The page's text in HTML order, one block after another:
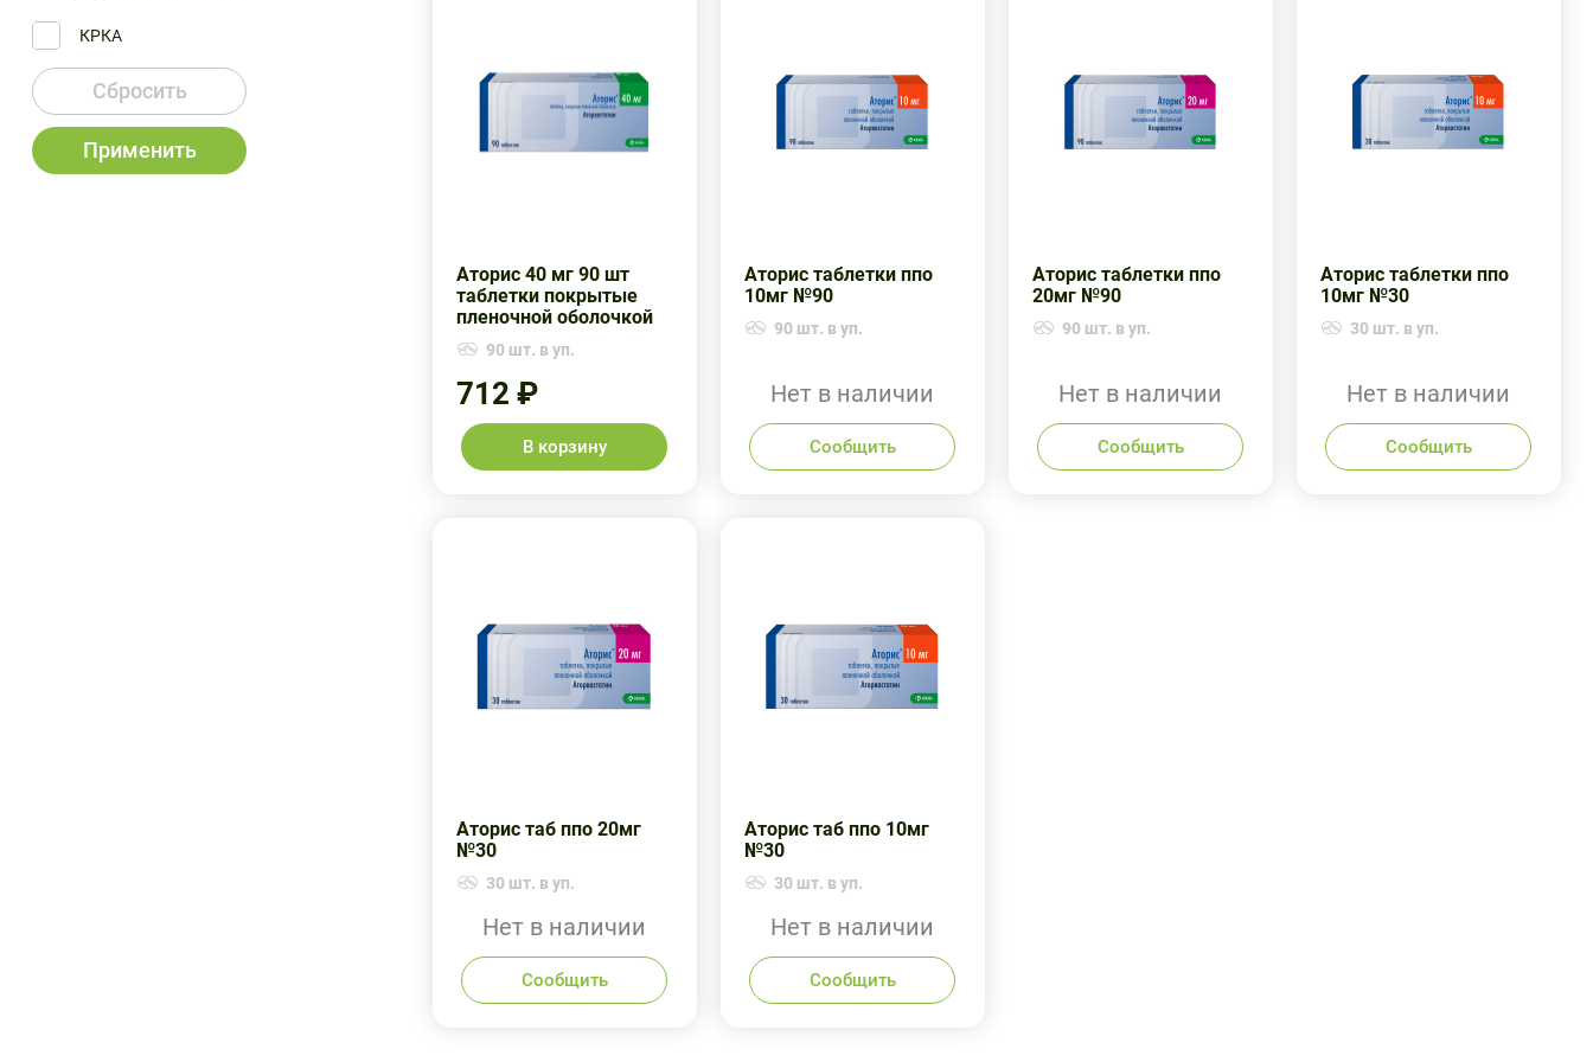
КРКА
Сбросить
Применить
Аторис 40 мг 90 шт
таблетки покрытые
пленочной оболочкой
90 шт. в уп.
712 ₽
В корзину
Аторис таблетки ппо
10мг №90
90 шт. в уп.
Нет в наличии
Сообщить
Аторис таблетки ппо
20мг №90
90 шт. в уп.
Нет в наличии
Сообщить
Аторис таблетки ппо
10мг №30
30 шт. в уп.
Нет в наличии
Сообщить
Аторис таб ппо 20мг
№30
30 шт. в уп.
Нет в наличии
Сообщить
Аторис таб ппо 10мг
№30
30 шт. в уп.
Нет в наличии
Сообщить